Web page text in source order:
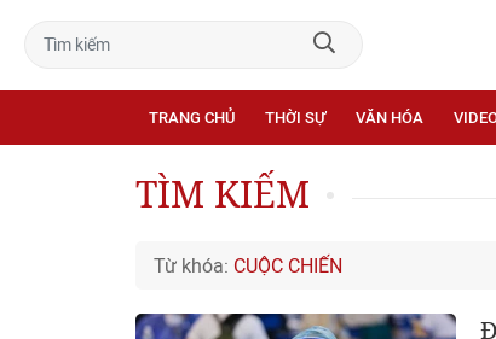
TRANG CHỦ THỜI SỰ VĂN HÓA
TÌM KIẾM
Từ khóa: CUỘC CHIẾN